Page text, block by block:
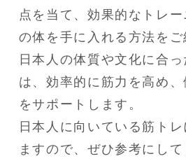
点を当て、効果的なトレ
の体を手に入れる方法をご
日本人の体質や文化に合
は、効率的に筋力を高め
をサポートします。
日本人に向いている筋ト
ますので、ぜひ参考にして